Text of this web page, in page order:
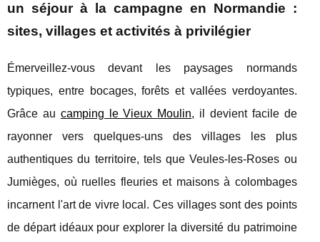
un séjour à la campagne en Normandie :
sites, villages et activités à privilégier
Émerveillez-vous devant les paysages normands
typiques, entre bocages, forêts et vallées verdoyantes.
Grâce au camping le Vieux Moulin, il devient facile de
rayonner vers quelques-uns des villages les plus
authentiques du territoire, tels que Veules-les-Roses ou
Jumièges, où ruelles fleuries et maisons à colombages
incarnent l'art de vivre local. Ces villages sont des points
de départ idéaux pour explorer la diversité du patrimoine